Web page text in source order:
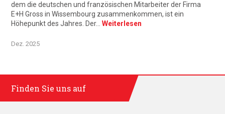
dem die deutschen und französischen Mitarbeiter der Firma
E+H Gross in Wissembourg zusammenkommen, ist ein
Höhepunkt des Jahres. Der… Weiterlesen
Dez. 2025
Finden Sie uns auf